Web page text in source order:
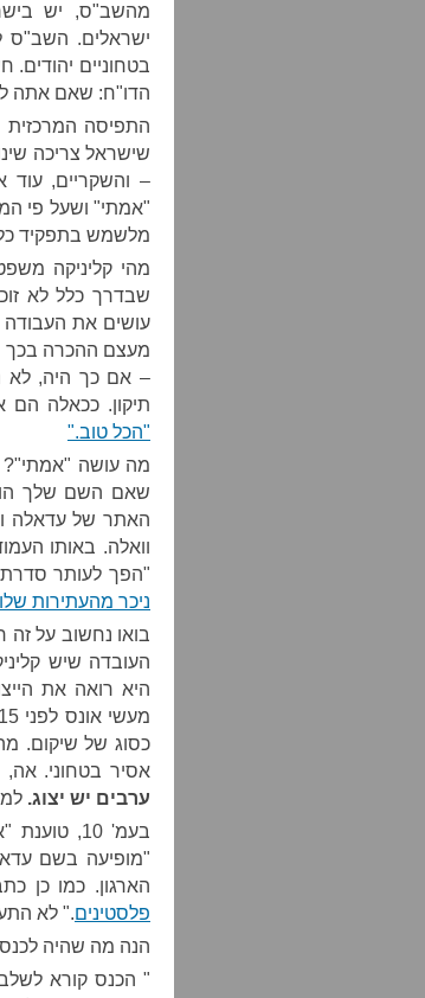
בטחוניים
הדו"ח: שאם אתה לא
התפיסה המרכזית
שישראל צריכה
– והשקריים, עוד
"אמתי" ושעל פי
מלשמש בתפקיד
מהי קליניקה
שבדרך כלל לא
עושים את
מעצם ההכרה בכך
– אם כך היה, לא
תיקון. ככאלה הם
"הכל טוב."
שאם השם שלך
האתר של עדאלה
וואלה. באותו
"הפך לעותר
ניכר מהעתירות
בואו נחשוב על זה
העובדה שיש
היא רואה את
כסוג של שיקום.
אסיר בטחוני. אה,
ערבים יש יצוג.
בעמ' 10,
"מופיעה בשם
הארגון. כמו כן
פלסטינים." לא
הנה מה שהיה
" הכנס קורא לשלב